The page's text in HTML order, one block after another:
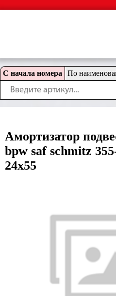
С начала номера По
Амортизатор
bpw saf schmitz
24x55